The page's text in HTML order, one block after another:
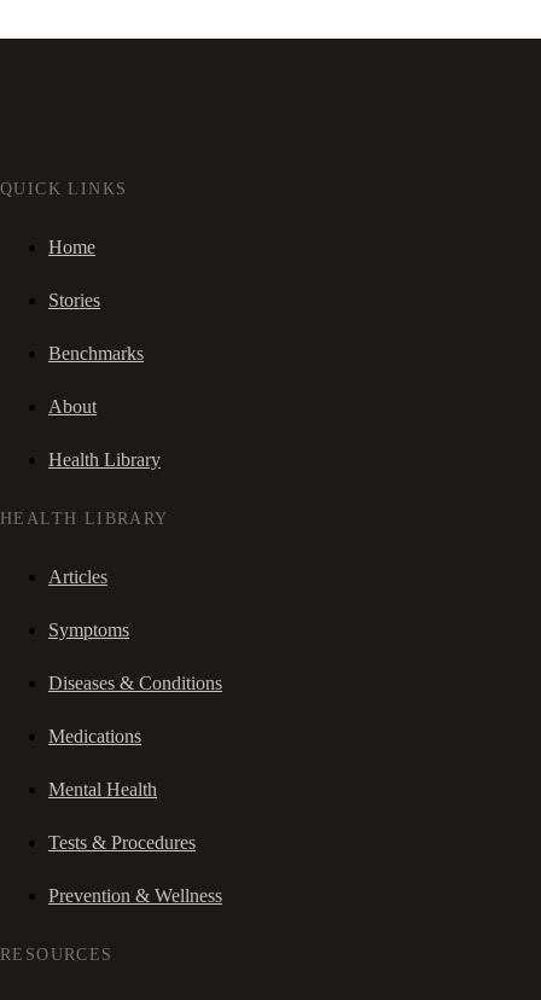
QUICK LINKS
Home
Stories
Benchmarks
About
Health Library
HEALTH LIBRARY
Articles
Symptoms
Diseases & Conditions
Medications
Mental Health
Tests & Procedures
Prevention & Wellness
RESOURCES